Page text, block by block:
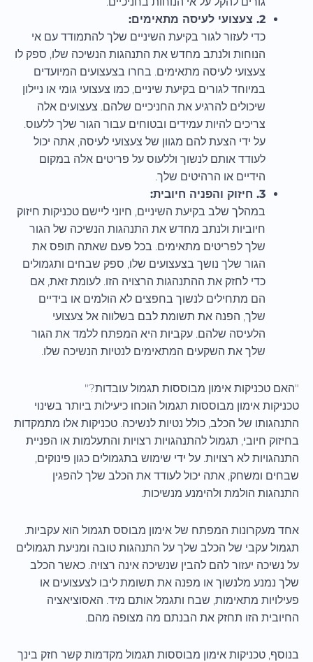
2. צעצועי לעיסה מתאימים:
כדי לעזור לגור בקיעת השיניים שלך להתמודד עם אי
הנוחות ולנתב מחדש את התנהגות הנשיכה שלו, ספק לו
צעצועי לעיסה מתאימים. בחרו בצעצועים המיועדים
במיוחד לגורים בקיעת שיניים, כמו צעצועי גומי או ניילון
שיכולים להרגיע את החניכיים שלהם. צעצועים אלה
צריכים להיות עמידים ובטוחים עבור הגור שלך ללעוס.
על ידי הצעת להם מגוון של צעצועי לעיסה, אתה יכול
לעודד אותם לנשוך וללעוס על פריטים אלה במקום
הידיים או הרהיטים שלך.
3. חיזוק והפניה חיובית:
במהלך שלב בקיעת השיניים, חיוני ליישם טכניקות חיזוק
חיוביות ולנתב מחדש את התנהגות הנשיכה של הגור
שלך לפריטים מתאימים. בכל פעם שאתה תופס את
הגור שלך נושך בצעצועים שלו, ספק שבחים ותגמולים
כדי לחזק את ההתנהגות הרצויה הזו. לעומת זאת, אם
הם מתחילים לנשוך בחפצים לא הולמים או בידיים
שלך, הפנה את תשומת לבם בשלווה אל צעצועי
הלעיסה שלהם. עקביות היא המפתח ללמד את הגור
שלך את השקעים המתאימים לנטיות הנשיכה שלו.
"האם טכניקות אימון מבוססות תגמול עובדות?"
טכניקות אימון מבוססות תגמול הוכחו כיעילות ביותר בשינוי
התנהגותו של הכלב, כולל נטיות לנשיכה. טכניקות אלו מתמקדות
בחיזוק חיובי, תגמול להתנהגויות רצויות והתעלמות או הפניית
התנהגויות לא רצויות. על ידי שימוש בתגמולים כגון פינוקים,
שבחים ומשחק, אתה יכול לעודד את הכלב שלך להפגין
התנהגות הולמת ולהימנע מנשיכות.
אחד מעקרונות המפתח של אימון מבוסס תגמול הוא עקביות.
תגמול עקבי של הכלב שלך על התנהגות טובה ומניעת תגמולים
על נשיכה יעזור להם להבין שנשיכה אינה רצויה. כאשר הכלב
שלך נמנע מלנשוך או מפנה את תשומת ליבו לצעצועים או
פעילויות מתאימות, שבח ותגמל אותם מיד. האסוציאציה
החיובית הזו תחזק את הבנתם מה מצופה מהם.
בנוסף, טכניקות אימון מבוססות תגמול מקדמות קשר חזק בינך